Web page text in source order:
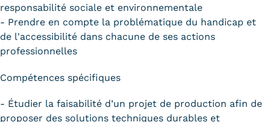
responsabilité sociale et environnementale
- Prendre en compte la problématique du handicap et
de l'accessibilité dans chacune de ses actions
professionnelles
Compétences spécifiques
- Étudier la faisabilité d’un projet de production afin de
proposer des solutions techniques durables et